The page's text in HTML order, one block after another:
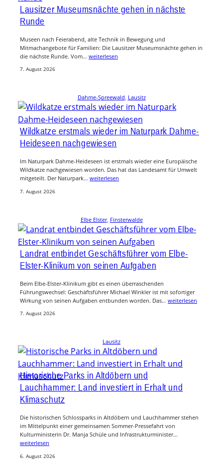
Lausitzer Museumsnächte gehen in nächste
Runde
Museen nach Feierabend, alte Technik in Bewegung und
Mitmachangebote für Familien: Die Lausitzer Museumsnächte gehen in
die nächste Runde. Vom… weiterlesen
7. August 2026
Dahme-Spreewald, Lausitz
Wildkatze erstmals wieder im Naturpark Dahme-
Heideseen nachgewiesen
Im Naturpark Dahme-Heideseen ist erstmals wieder eine Europäische
Wildkatze nachgewiesen worden. Das hat das Landesamt für Umwelt
mitgeteilt. Der Naturpark… weiterlesen
7. August 2026
Elbe Elster, Finsterwalde
Landrat entbindet Geschäftsführer vom Elbe-
Elster-Klinikum von seinen Aufgaben
Beim Elbe-Elster-Klinikum gibt es einen überraschenden
Führungswechsel: Geschäftsführer Michael Winkler ist mit sofortiger
Wirkung von seinen Aufgaben entbunden worden. Das… weiterlesen
7. August 2026
Lausitz
Historische Parks in Altdöbern und
Lauchhammer: Land investiert in Erhalt und
Klimaschutz
Die historischen Schlossparks in Altdöbern und Lauchhammer stehen
im Mittelpunkt einer gemeinsamen Sommer-Pressefahrt von
Kulturministerin Dr. Manja Schüle und Infrastrukturminister…
weiterlesen
6. August 2026